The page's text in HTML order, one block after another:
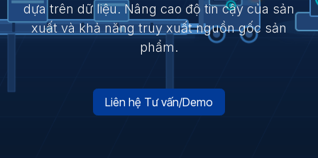
dựa trên dữ liệu. Nâng cao độ tin cậy của sản
xuất và khả năng truy xuất nguồn gốc sản
phẩm.
Liên hệ Tư vấn/Demo